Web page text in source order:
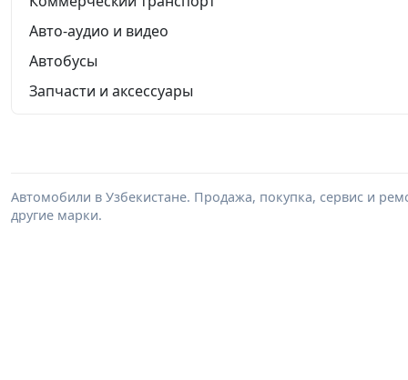
Авто-аудио и видео
Автобусы
Запчасти и аксессуары
Автомобили в Узбекистане. Продажа, покупка, сервис и
другие марки.